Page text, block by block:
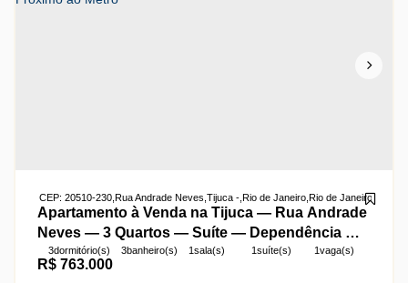
Apartamento à Venda na Tijuca — Rua Andrade
Neves — 3 Quartos — Suíte — Dependência — 1
Vaga — Parte Nobre — Próximo ao Metrô
R$763.000
CEP: 20510-230, Rua Andrade Neves Tijuca , Rio de Janeiro, Rio de Janeiro,
3dormitório(s) 3banheiro(s) 1sala(s) 1suíte(s) 1vaga(s)
útil:120m²